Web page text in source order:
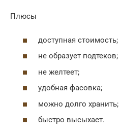
Плюсы
доступная стоимость;
не образует подтеков;
не желтеет;
удобная фасовка;
можно долго хранить;
быстро высыхает.